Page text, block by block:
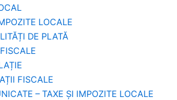
LOCALE
DE PLATĂ
FISCALE
– TAXE ȘI IMPOZITE LOCALE